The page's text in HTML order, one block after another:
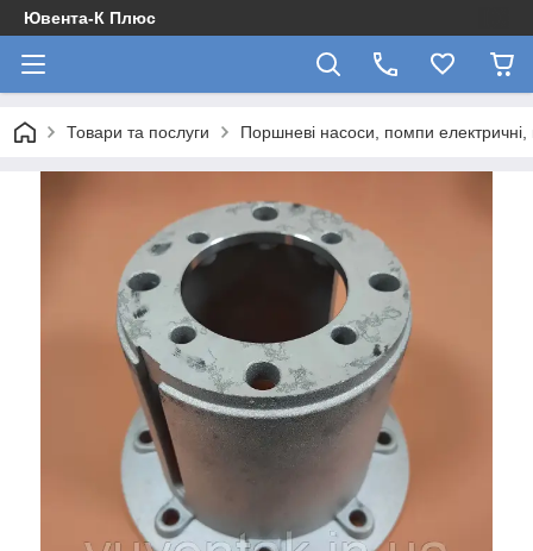
Ювента-К Плюс
Товари та послуги Поршневі насоси, помпи електричні,